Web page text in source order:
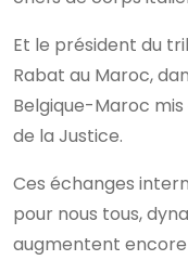
Et le président du
Rabat au Maroc,
Belgique-Maroc
de la Justice.
Ces échanges
pour nous tous,
augmentent